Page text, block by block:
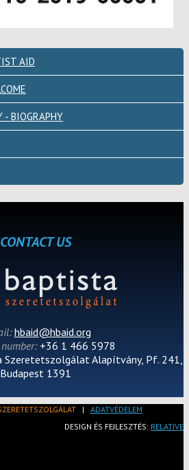
AID
- BIOGRAPHY
CONTACT US
hbaid@hbaid.org
number: +36 1 466 5978
Szeretetszolgálat Alapítvány, Pf. 241,
Budapest 1391
| ADATVÉDELEM
DESIGN ÉS FEJLESZTÉS: RELATIVE